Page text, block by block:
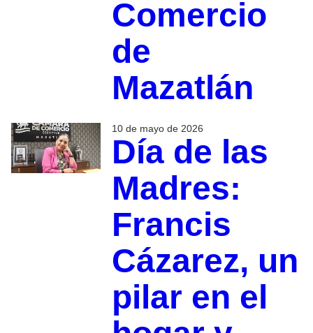
Comercio
de
Mazatlán
10 de mayo de 2026
Día de las
Madres:
Francis
Cázarez, un
pilar en el